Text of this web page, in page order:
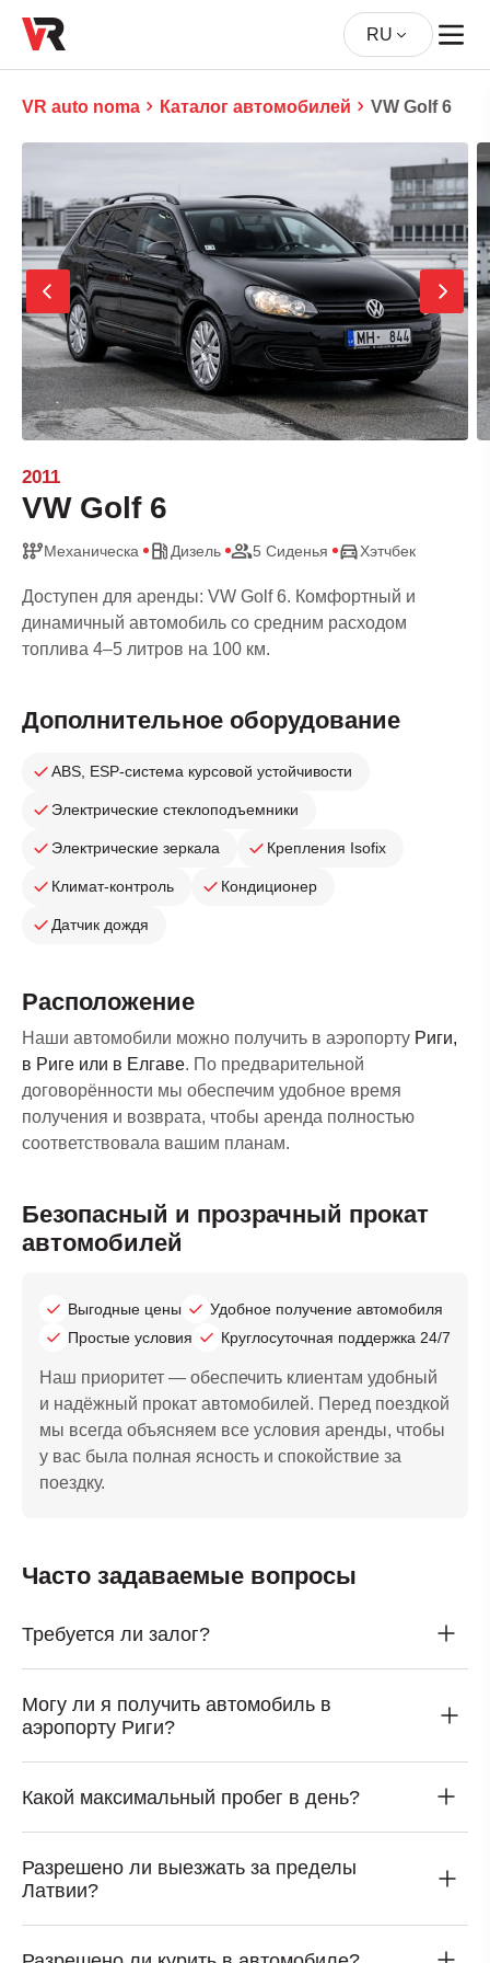
RU
VR auto noma Каталог автомобилей VW Golf 6
2011
VW Golf 6
Механическа Дизель 5 Сиденья Хэтчбек
Доступен для аренды: VW Golf 6. Комфортный и
динамичный автомобиль со средним расходом
топлива 4–5 литров на 100 км.
Дополнительное оборудование
ABS, ESP-система курсовой устойчивости
Электрические стеклоподъемники
Электрические зеркала Крепления Isofix
Климат-контроль Кондиционер
Датчик дождя
Расположение
Наши автомобили можно получить в аэропорту Риги,
в Риге или в Елгаве. По предварительной
договорённости мы обеспечим удобное время
получения и возврата, чтобы аренда полностью
соответствовала вашим планам.
Безопасный и прозрачный прокат
автомобилей
Выгодные цены
Удобное получение автомобиля
Простые условия
Круглосуточная поддержка 24/7
Наш приоритет — обеспечить клиентам удобный
и надёжный прокат автомобилей. Перед поездкой
мы всегда объясняем все условия аренды, чтобы
у вас была полная ясность и спокойствие за
поездку.
Часто задаваемые вопросы
Требуется ли залог?
Могу ли я получить автомобиль в
аэропорту Риги?
Какой максимальный пробег в день?
Разрешено ли выезжать за пределы
Латвии?